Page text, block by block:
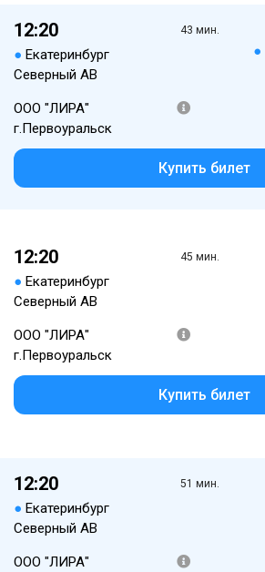
12:20
● Екатеринбург
Северный АВ
43 мин.
●
ООО "ЛИРА"
г.Первоуральск
Купить билет
12:20
● Екатеринбург
Северный АВ
45 мин.
ООО "ЛИРА"
г.Первоуральск
Купить билет
12:20
● Екатеринбург
Северный АВ
51 мин.
ООО "ЛИРА"